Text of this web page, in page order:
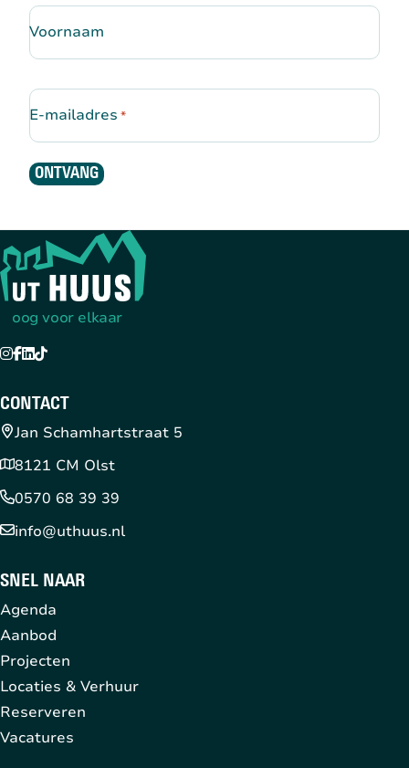
Voornaam
E-mailadres *
ONTVANG
Terug naar de startpagina
oog voor elkaar
Instagram
Facebook
LinkedIn
TikTok
YouTube
CONTACT
Jan Schamhartstraat 5
8121 CM Olst
0570 68 39 39
info@uthuus.nl
SNEL NAAR
Agenda
Aanbod
Projecten
Locaties & Verhuur
Reserveren
Vacatures